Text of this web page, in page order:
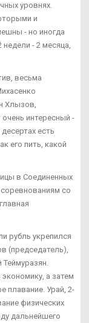
уровнях.
и
- но иногда
- 2 месяца,
весьма
Хлызов,
интересный -
десертах есть
его пить, какой
в Соединенных
со
рубль укрепился
(председатель),
а затем
плавание. Урай, 2-
физических
дальнейшего